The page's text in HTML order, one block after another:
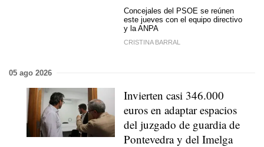
Concejales del PSOE se reúnen
este jueves con el equipo directivo
y la ANPA
CRISTINA BARRAL
05 ago 2026
Invierten casi 346.000
euros en adaptar espacios
del juzgado de guardia de
Pontevedra y del Imelga